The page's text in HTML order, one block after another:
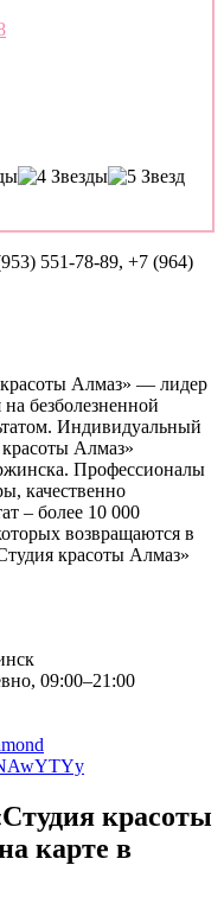
551-78-89, +7 (964)
Алмаз» — лидер
безболезненной
Индивидуальный
Алмаз»
Профессионалы
качественно
– более 10 000
возвращаются в
красоты Алмаз»
09:00–21:00
красоты
карте в